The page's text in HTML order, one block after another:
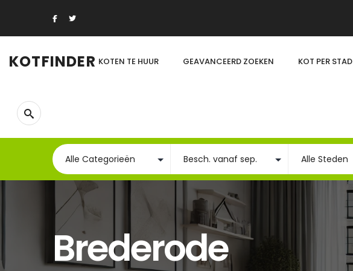
KOTFINDER KOTEN TE HUUR GEAVANCEERD ZOEKEN KOT PER STAD
Brederode